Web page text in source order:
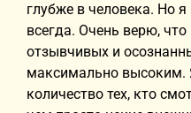
глубже в человека. Но
всегда. Очень верю, что
отзывчивых и
максимально высоким.
количество тех, кто